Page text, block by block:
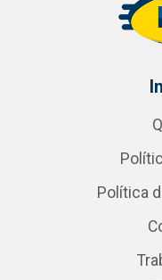
Política